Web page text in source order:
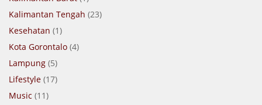
Kalimantan Tengah (23)
Kesehatan (1)
Kota Gorontalo (4)
Lampung (5)
Lifestyle (17)
Music (11)